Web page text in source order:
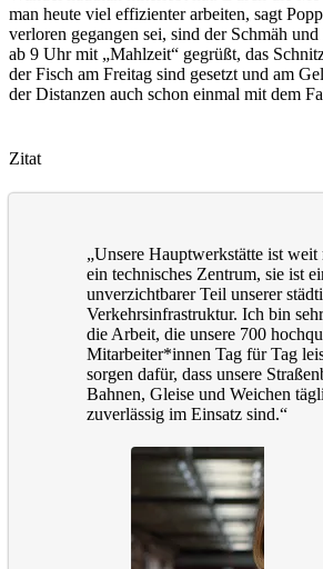
man heute viel effizienter arbeiten, sagt
verloren gegangen sei, sind der Schmäh
ab 9 Uhr mit „Mahlzeit“ gegrüßt, das
der Fisch am Freitag sind gesetzt und am
der Distanzen auch schon einmal mit dem
Zitat
„Unsere Hauptwerkstätte ist weit
ein technisches Zentrum, sie ist
unverzichtbarer Teil unserer
Verkehrsinfrastruktur. Ich bin
die Arbeit, die unsere 700
Mitarbeiter*innen Tag für Tag
sorgen dafür, dass unsere
Bahnen, Gleise und Weichen
zuverlässig im Einsatz sind.“